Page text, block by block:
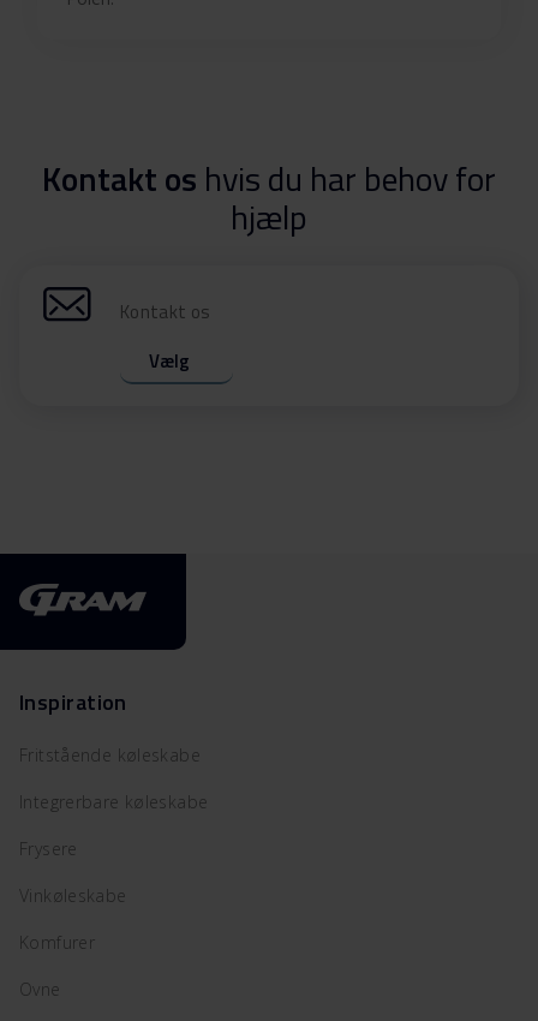
Kontakt os hvis du har behov for
hjælp
Kontakt os
Vælg
Inspiration
Fritstående køleskabe
Integrerbare køleskabe
Frysere
Vinkøleskabe
Komfurer
Ovne